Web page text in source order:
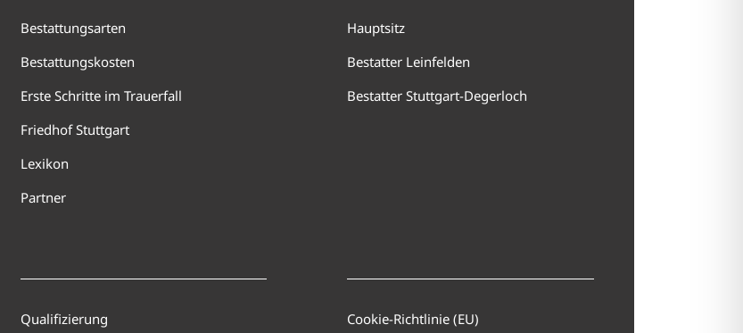
Bestattungsarten
Bestattungskosten
Erste Schritte im Trauerfall
Friedhof Stuttgart
Lexikon
Partner
Qualifizierung
Hauptsitz
Bestatter Leinfelden
Bestatter Stuttgart-Degerloch
Cookie-Richtlinie (EU)